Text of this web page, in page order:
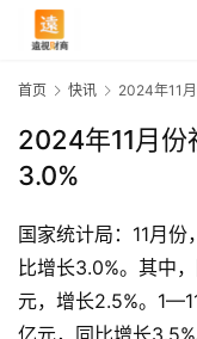
首页 快讯 2024年11
2024年11月份
3.0%
国家统计局：11月
比增长3.0%。其中
元，增长2.5%。